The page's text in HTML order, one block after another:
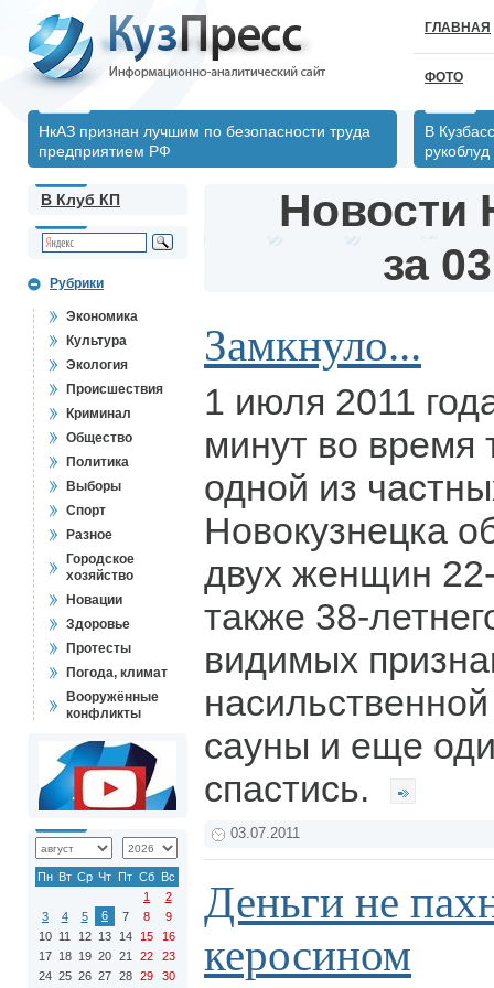
ГЛАВНАЯ
ФОТО
НкАЗ признан лучшим по безопасности труда
предприятием РФ
В
рукоблуд
В Клуб КП
Рубрики
Экономика
Культура
Экология
Происшествия
Криминал
Общество
Политика
Выборы
Спорт
Разное
Городское
хозяйство
Новации
Здоровье
Протесты
Погода, климат
Вооружённые
конфликты
Пн Вт Ср Чт Пт Сб Вс
1
2
3
4 5 6 7 8
9
10 11 12 13 14 15
16
17 18 19 20 21 22
23
24 25 26 27 28 29
30
Новости
за
Замкнуло...
1 июля 2011
минут во время
одной из
Новокузнецка
двух женщин
также 38-
видимых
сауны и еще
спастись.
03.07.2011
Деньги не
керосином